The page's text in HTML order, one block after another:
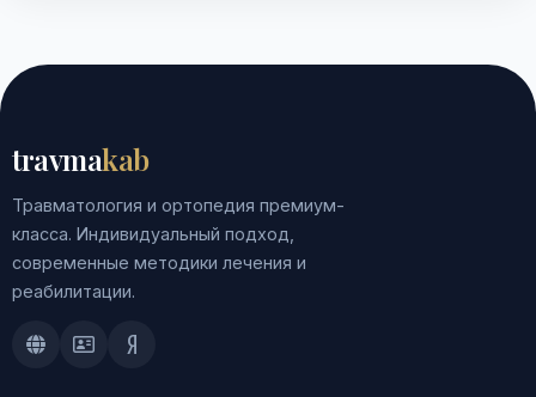
travmakab
Травматология и ортопедия премиум-
класса. Индивидуальный подход,
современные методики лечения и
реабилитации.
Doctu.ruПроДокторов
Яндекс.Здоровье